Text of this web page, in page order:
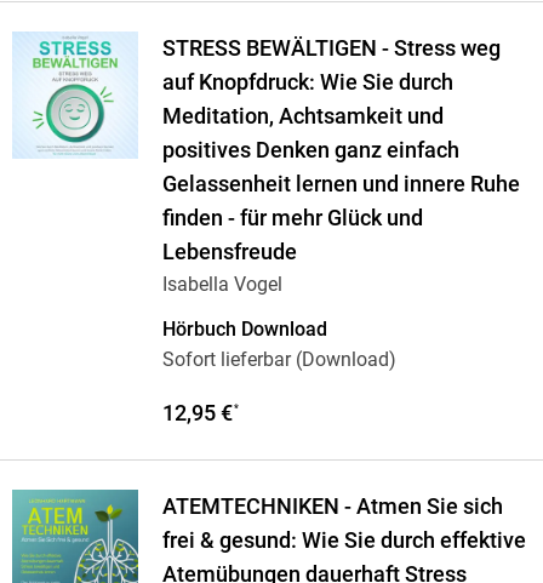
STRESS BEWÄLTIGEN - Stress weg
auf Knopfdruck: Wie Sie durch
Meditation, Achtsamkeit und
positives Denken ganz einfach
Gelassenheit lernen und innere Ruhe
finden - für mehr Glück und
Lebensfreude
Isabella Vogel
Hörbuch Download
Sofort lieferbar (Download)
12,95 €*
ATEMTECHNIKEN - Atmen Sie sich
frei & gesund: Wie Sie durch effektive
Atemübungen dauerhaft Stress